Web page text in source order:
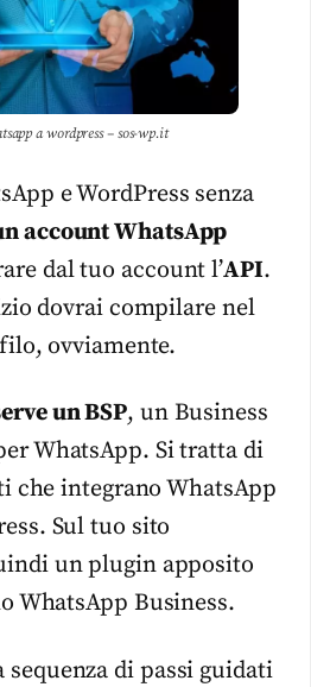
a wordpress – sos-wp.it
e WordPress senza
account WhatsApp
dal tuo account l’API.
dovrai compilare nel
ovviamente.
un BSP, un Business
WhatsApp. Si tratta di
che integrano WhatsApp
Sul tuo sito
un plugin apposito
WhatsApp Business.
di passi guidati